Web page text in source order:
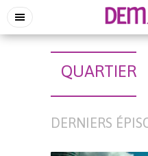
QUARTIER
DERNIERS